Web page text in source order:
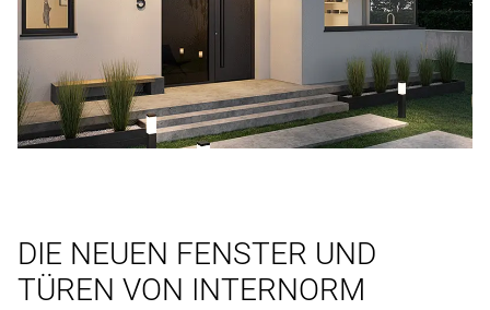
DIE NEUEN FENSTER UND
TÜREN VON INTERNORM